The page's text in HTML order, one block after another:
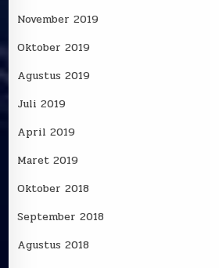
November 2019
Oktober 2019
Agustus 2019
Juli 2019
April 2019
Maret 2019
Oktober 2018
September 2018
Agustus 2018